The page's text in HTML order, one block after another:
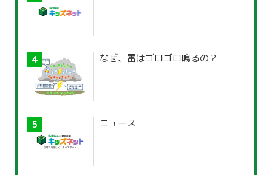
なぜ、雷はゴロゴロ鳴るの？
ニュース